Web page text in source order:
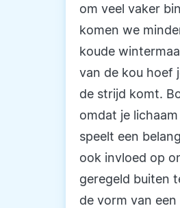
om veel vaker
komen we
koude
van de kou hoef
de strijd komt.
omdat je
speelt een
ook invloed op
geregeld buiten
de vorm van